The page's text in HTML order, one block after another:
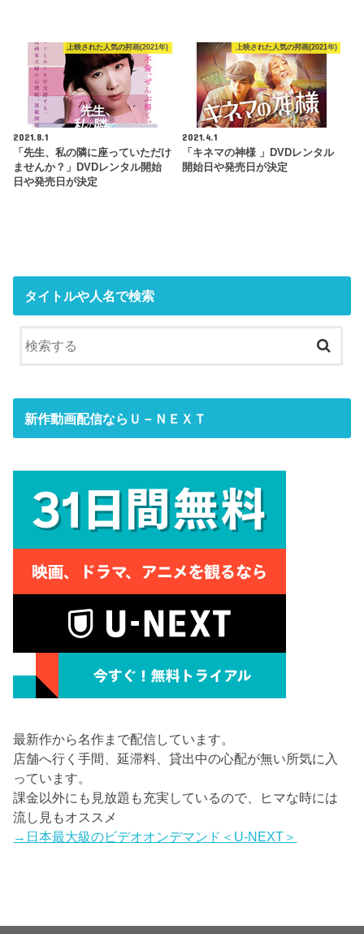
上映された人気の邦画(2021年)
2021.8.1
「先生、私の隣に座っていただけ
ませんか？」DVDレンタル開始
日や発売日が決定
上映された人気の邦画(2021年)
2021.4.1
「キネマの神様 」DVDレンタル
開始日や発売日が決定
タイトルや人名で検索
新作動画配信ならＵ－ＮＥＸＴ
最新作から名作まで配信しています。
店舗へ行く手間、延滞料、貸出中の心配が無い所気に入
っています。
課金以外にも見放題も充実しているので、ヒマな時には
流し見もオススメ
→日本最大級のビデオオンデマンド＜U-NEXT＞